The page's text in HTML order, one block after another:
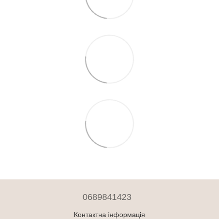
0689841423
Контактна інформація